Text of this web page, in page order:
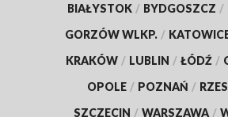
BIAŁYSTOK / BYDGOSZCZ /
GORZÓW WLKP. /
KRAKÓW / LUBLIN / ŁÓDŹ /
OPOLE / POZNAŃ /
SZCZECIN / WARSZAWA /